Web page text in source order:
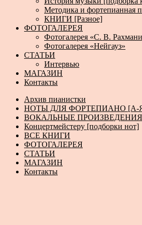
Методика и фортепианная
КНИГИ [Разное]
ФОТОГАЛЕРЕЯ
Фотогалерея «С. В.
Фотогалерея «Нейгауз»
СТАТЬИ
Интервью
МАГАЗИН
Контакты
Архив пианистки
НОТЫ ДЛЯ ФОРТЕПИАНО [А-
ВОКАЛЬНЫЕ ПРОИЗВЕДЕНИЯ
Концертмейстеру [подборки нот]
ВСЕ КНИГИ
ФОТОГАЛЕРЕЯ
СТАТЬИ
МАГАЗИН
Контакты